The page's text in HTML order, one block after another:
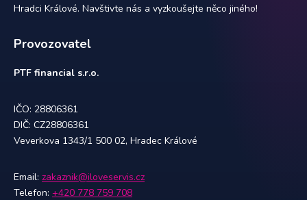
Hradci Králové. Navštivte nás a vyzkoušejte něco jiného!
Provozovatel
PTF financial s.r.o.
IČO: 28806361
DIČ: CZ28806361
Veverkova 1343/1 500 02, Hradec Králové
Email: zakaznik@iloveservis.cz
Telefon: +420 778 759 708